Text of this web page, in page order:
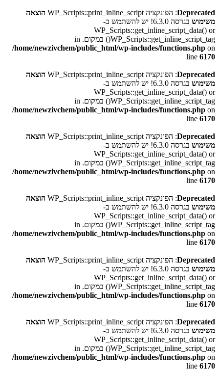
Deprecated: הפונקציה WP_Scripts::print_inline_script
הוצאה
משימוש
בגרסה 6.3.0! יש להשתמש ב-
WP_Scripts::get_inline_script_data() or
WP_Scripts::get_inline_script_tag() במקום. in
/home/newzivchem/public_html/wp-includes/functions.php on
line 6170
Deprecated: הפונקציה WP_Scripts::print_inline_script
הוצאה
משימוש
בגרסה 6.3.0! יש להשתמש ב-
WP_Scripts::get_inline_script_data() or
WP_Scripts::get_inline_script_tag() במקום. in
/home/newzivchem/public_html/wp-includes/functions.php on
line 6170
Deprecated: הפונקציה WP_Scripts::print_inline_script
הוצאה
משימוש
בגרסה 6.3.0! יש להשתמש ב-
WP_Scripts::get_inline_script_data() or
WP_Scripts::get_inline_script_tag() במקום. in
/home/newzivchem/public_html/wp-includes/functions.php on
line 6170
Deprecated: הפונקציה WP_Scripts::print_inline_script
הוצאה
משימוש
בגרסה 6.3.0! יש להשתמש ב-
WP_Scripts::get_inline_script_data() or
WP_Scripts::get_inline_script_tag() במקום. in
/home/newzivchem/public_html/wp-includes/functions.php on
line 6170
Deprecated: הפונקציה WP_Scripts::print_inline_script
הוצאה
משימוש
בגרסה 6.3.0! יש להשתמש ב-
WP_Scripts::get_inline_script_data() or
WP_Scripts::get_inline_script_tag() במקום. in
/home/newzivchem/public_html/wp-includes/functions.php on
line 6170
Deprecated: הפונקציה WP_Scripts::print_inline_script
הוצאה
משימוש
בגרסה 6.3.0! יש להשתמש ב-
WP_Scripts::get_inline_script_data() or
WP_Scripts::get_inline_script_tag() במקום. in
/home/newzivchem/public_html/wp-includes/functions.php on
line 6170